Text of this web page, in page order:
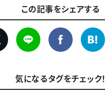
この記事をシェアする
気になるタグをチェック！